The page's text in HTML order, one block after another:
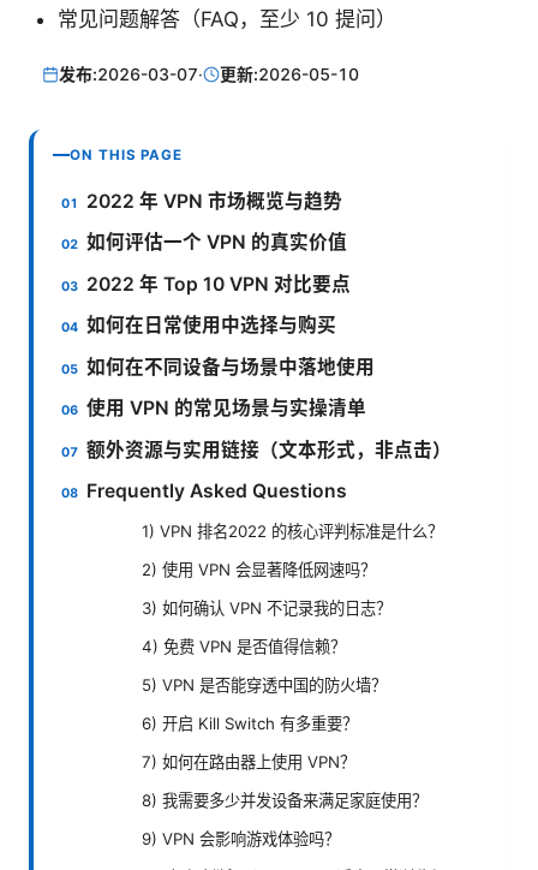
常见问题解答（FAQ，至少 10 提问）
发布:2026-03-07· 更新:2026-05-10
ON THIS PAGE
2022 年 VPN 市场概览与趋势
如何评估一个 VPN 的真实价值
2022 年 Top 10 VPN 对比要点
如何在日常使用中选择与购买
如何在不同设备与场景中落地使用
使用 VPN 的常见场景与实操清单
额外资源与实用链接（文本形式，非点击）
Frequently Asked Questions
1) VPN 排名2022 的核心评判标准是什么？
2) 使用 VPN 会显著降低网速吗？
3) 如何确认 VPN 不记录我的日志？
4) 免费 VPN 是否值得信赖？
5) VPN 是否能穿透中国的防火墙？
6) 开启 Kill Switch 有多重要？
7) 如何在路由器上使用 VPN？
8) 我需要多少并发设备来满足家庭使用？
9) VPN 会影响游戏体验吗？